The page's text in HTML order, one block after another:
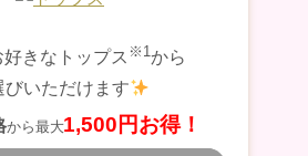
きなトップス ※1から
びいただけます
から最大1,500円お得！